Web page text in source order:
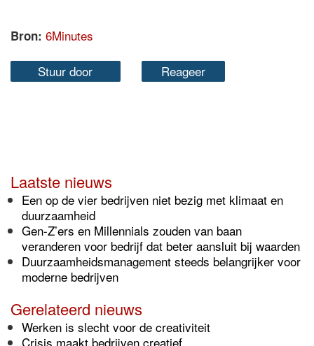
Bron: 6Minutes
Stuur door Reageer
Laatste nieuws
Een op de vier bedrijven niet bezig met klimaat en
duurzaamheid
Gen-Z’ers en Millennials zouden van baan
veranderen voor bedrijf dat beter aansluit bij waarden
Duurzaamheidsmanagement steeds belangrijker voor
moderne bedrijven
Gerelateerd nieuws
Werken is slecht voor de creativiteit
Crisis maakt bedrijven creatief